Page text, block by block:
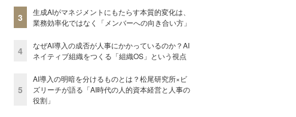
3
生成AIがマネジメントにもたらす本質的変化は、
業務効率化ではなく「メンバーへの向き合い方」
4
なぜAI導入の成否が人事にかかっているのか？AI
ネイティブ組織をつくる「組織OS」という視点
5
AI導入の明暗を分けるものとは？松尾研究所×ビ
ズリーチが語る「AI時代の人的資本経営と人事の
役割」